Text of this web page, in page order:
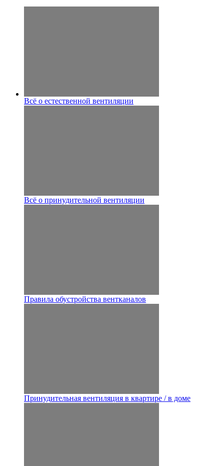
Всё о естественной вентиляции
Всё о принудительной вентиляции
Правила обустройства вентканалов
Принудительная вентиляция в квартире / в доме